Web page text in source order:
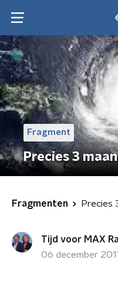
Fragment
Precies 3
Fragmenten Precies
Tijd voor MAX
06 december